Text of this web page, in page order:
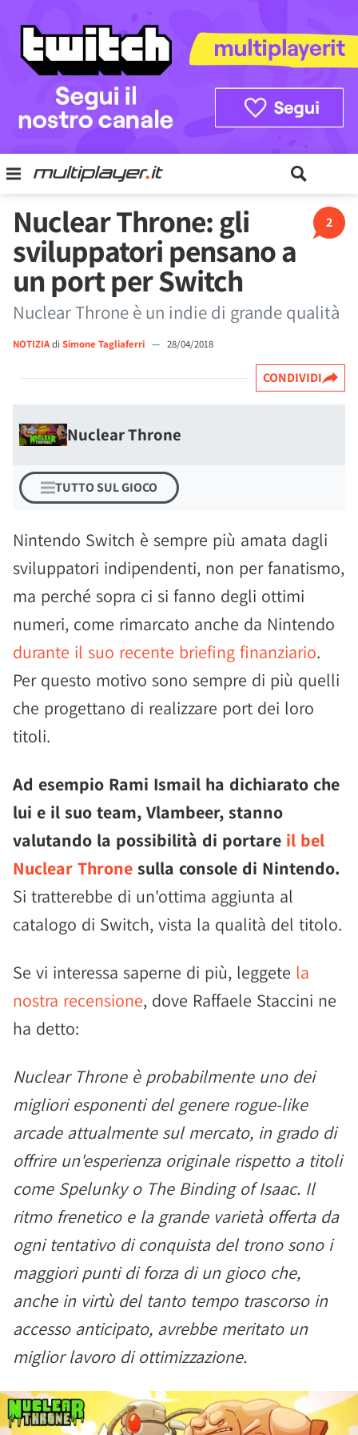
2
Nuclear Throne: gli
sviluppatori pensano a
un port per Switch
Nuclear Throne è un indie di grande qualità
NOTIZIAdi Simone Tagliaferri — 28/04/2018
CONDIVIDI
Nuclear Throne
TUTTO SUL GIOCO
Nintendo Switch è sempre più amata dagli
sviluppatori indipendenti, non per fanatismo,
ma perché sopra ci si fanno degli ottimi
numeri, come rimarcato anche da Nintendo
durante il suo recente briefing finanziario.
Per questo motivo sono sempre di più quelli
che progettano di realizzare port dei loro
titoli.
Ad esempio Rami Ismail ha dichiarato che
lui e il suo team, Vlambeer, stanno
valutando la possibilità di portare il bel
Nuclear Throne sulla console di Nintendo.
Si tratterebbe di un'ottima aggiunta al
catalogo di Switch, vista la qualità del titolo.
Se vi interessa saperne di più, leggete la
nostra recensione, dove Raffaele Staccini ne
ha detto:
Nuclear Throne è probabilmente uno dei
migliori esponenti del genere rogue-like
arcade attualmente sul mercato, in grado di
offrire un'esperienza originale rispetto a titoli
come Spelunky o The Binding of Isaac. Il
ritmo frenetico e la grande varietà offerta da
ogni tentativo di conquista del trono sono i
maggiori punti di forza di un gioco che,
anche in virtù del tanto tempo trascorso in
accesso anticipato, avrebbe meritato un
miglior lavoro di ottimizzazione.